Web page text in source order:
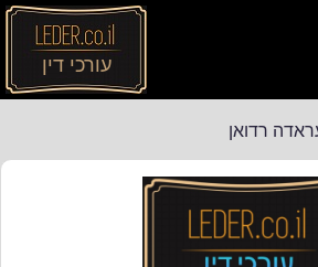
עורכי דין
רדואן